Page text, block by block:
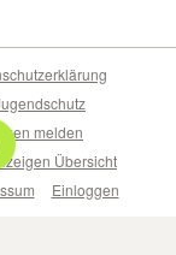
melden
Übersicht
Einloggen